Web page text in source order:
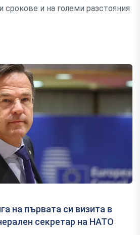
срокове и на големи разстояния
на първата си визита в
секретар на НАТО